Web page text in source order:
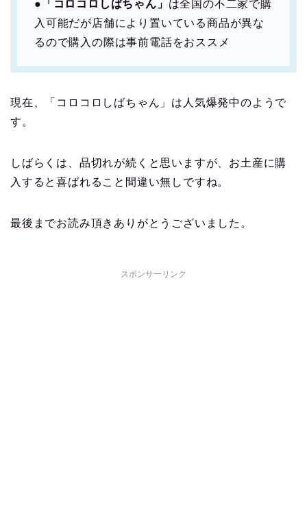
● 「コロコロしばちゃん」 は全国の不二家で購
入可能だが店舗により置いている商品が異な
るので購入の際は事前電話をおススメ
現在、「コロコロしばちゃん」は人気爆発中のようで
す。
しばらくは、品切れが続くと思いますが、お土産に購
入すると喜ばれること間違い無しですね。
最後までお読み頂きありがとうございました。
スポンサーリンク